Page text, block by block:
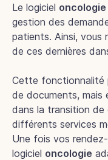
Le logiciel oncologie
gestion des
patients. Ainsi, vous
de ces dernières
Cette fonctionnalité
de documents, mais
dans la transition de
différents services
Une fois vos
logiciel oncologie